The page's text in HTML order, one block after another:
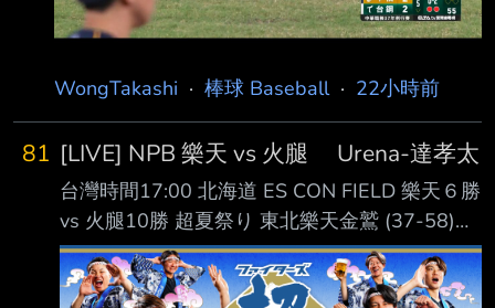
WongTakashi · 棒球 Baseball· 22小時前
81 [LIVE] NPB 樂天 vs 火腿 Urena-達孝太
台灣時間17:00 北海道 ES CON FIELD 樂天６勝
vs 火腿10勝 超夏祭り 東北樂天金鷲 (37-58)
AVG OBP SLG OPS HR RBI PA １. 中島大輔 (L)
RF .264 .324 .383 .707 2 16 255 ２. 佐藤直樹